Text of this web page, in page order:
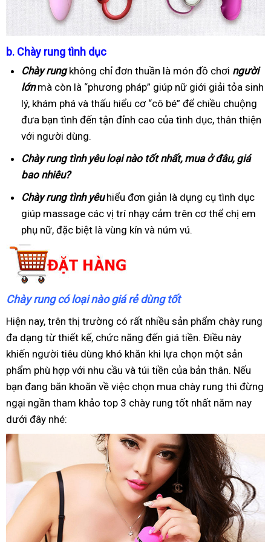
b. Chày rung tình dục
Chày rungkhông chỉ đơn thuần là món đồ chơi người
lớnmà còn là “phương pháp” giúp nữ giới giải tỏa sinh
lý, khám phá và thấu hiểu cơ “cô bé” để chiều chuộng
đưa bạn tình đến tận đỉnh cao của tình dục, thân thiện
với người dùng.
Chày rung tình yêu loại nào tốt nhất, mua ở đâu, giá
bao nhiêu?
Chày rung tình yêuhiểu đơn giản là dụng cụ tình dục
giúp massage các vị trí nhạy cảm trên cơ thể chị em
phụ nữ, đặc biệt là vùng kín và núm vú.
Chày rung có loại nào giá rẻ dùng tốt
Hiện nay, trên thị trường có rất nhiều sản phẩm chày rung
đa dạng từ thiết kế, chức năng đến giá tiền. Điều này
khiến người tiêu dùng khó khăn khi lựa chọn một sản
phẩm phù hợp với nhu cầu và túi tiền của bản thân. Nếu
bạn đang băn khoăn về việc chọn mua chày rung thì đừng
ngại ngần tham khảo top 3 chày rung tốt nhất năm nay
dưới đây nhé: